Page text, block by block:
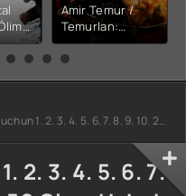
Amir Temur /
Temurlan:
Fathchining
yuksalishi
tarjima kino Full
HD tas-ix
8. 9. 10. 20. 30. 40. 50 Qism Uzbek tilida Xitoy seriali Barcha qismlari O'zbek tilida
2. 3. 4. 5. 6. 7.